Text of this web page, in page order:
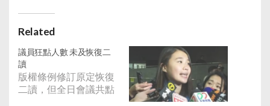
Related
議員狂點人數 未及恢復二
讀
版權條例修訂原定恢復
二讀，但全日會議共點